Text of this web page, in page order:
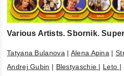
Various Artists. Sbornik.
Tatyana Bulanova| Alena Apina |
Andrej Gubin | Blestyaschie | Leto |